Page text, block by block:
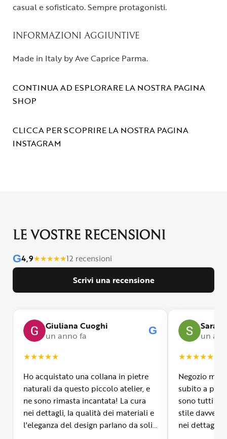
casual e sofisticato. Sempre protagonisti.
INFORMAZIONI AGGIUNTIVE
Made in Italy by Ave Caprice Parma.
CONTINUA AD ESPLORARE LA NOSTRA PAGINA
SHOP
CLICCA PER SCOPRIRE LA NOSTRA PAGINA
INSTAGRAM
LE VOSTRE RECENSIONI
G4,9★★★★★12 recensioni
Scrivi una recensione
Giuliana Cuoghi
un anno fa
G
★★★★★
Ho acquistato una collana in pietre
naturali da questo piccolo atelier, e
ne sono rimasta incantata! La cura
nei dettagli, la qualità dei materiali e
l'eleganza del design parlano da soli.
Sara
un
★★★★★
Negozio
subito a
sono tutti
stile davvero
nei dettagli,